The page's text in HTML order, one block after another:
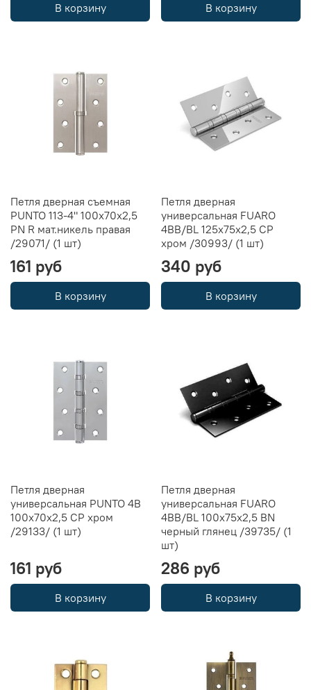
В корзину В корзину
Петля дверная съемная
PUNTO 113-4" 100х70х2,5
PN R мат.никель правая
/29071/ (1 шт)
161 руб
В корзину
Петля дверная
универсальная FUARO
4BB/BL 125x75x2,5 CP
хром /30993/ (1 шт)
340 руб
В корзину
Петля дверная
универсальная PUNTO 4B
100х70х2,5 CP хром
/29133/ (1 шт)
161 руб
В корзину
Петля дверная
универсальная FUARO
4BB/BL 100x75x2,5 BN
черный глянец /39735/ (1
шт)
286 руб
В корзину